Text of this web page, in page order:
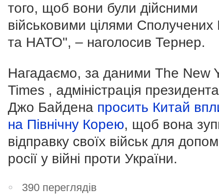
того, щоб вони були дійсними
військовими цілями Сполучених
та НАТО", – наголосив Тернер.
Нагадаємо, за даними The New
Times , адміністрація
Джо Байдена просить Китай
на Північну Корею, щоб вона
відправку своїх військ для
росії у війні проти України.
390 переглядів